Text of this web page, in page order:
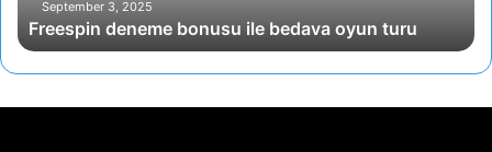
September 3, 2025
Freespin deneme bonusu ile bedava oyun turu